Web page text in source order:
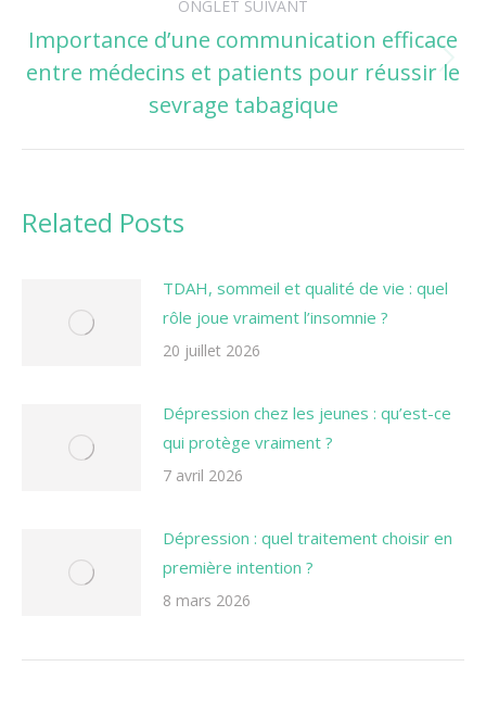
ONGLET SUIVANT
Onglet
suivant
Importance d’une communication efficace
entre médecins et patients pour réussir le
sevrage tabagique
Related Posts
TDAH, sommeil et qualité de vie : quel
rôle joue vraiment l’insomnie ?
20 juillet 2026
Dépression chez les jeunes : qu’est-ce
qui protège vraiment ?
7 avril 2026
Dépression : quel traitement choisir en
première intention ?
8 mars 2026